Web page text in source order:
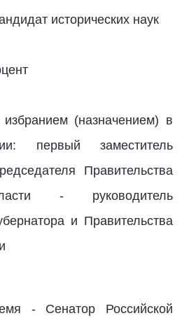
исторических наук
(назначением) в
первый заместитель
Правительства
- руководитель
и Правительства
- Сенатор Российской